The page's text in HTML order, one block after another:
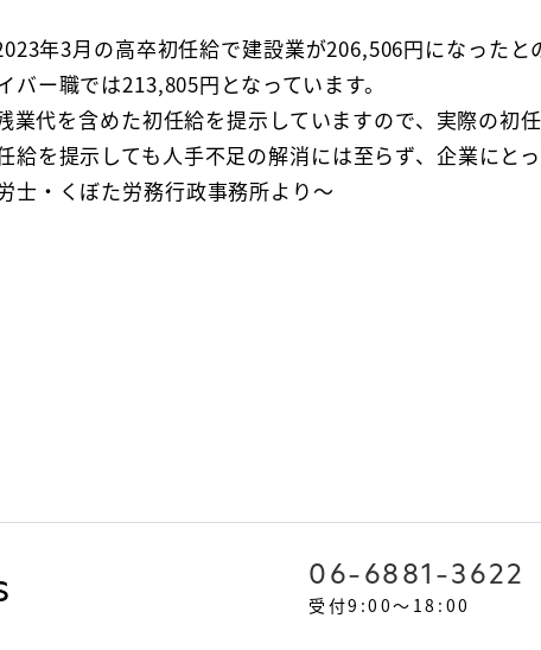
年3月の高卒初任給で建設業が206,506円になったと
ー職では213,805円となっています。
代を含めた初任給を提示していますので、実際の初
給を提示しても人手不足の解消には至らず、企業にと
・くぼた労務行政事務所より～
06-6881-3622
受付9:00～18:00